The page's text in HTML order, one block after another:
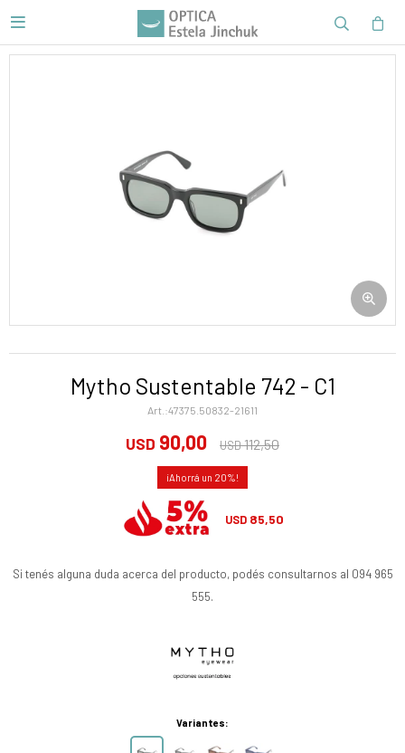

Mytho Sustentable 742 - C1
47375.50832-21611
USD 90,00 USD112,50
20
USD 85,50
Si tenés alguna duda acerca del producto, podés consultarnos al 094 965
555.
Variantes: